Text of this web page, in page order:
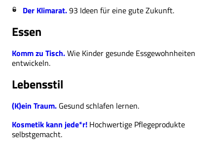
Der Klimarat.93 Ideen für eine gute Zukunft.
Essen
Komm zu Tisch.Wie Kinder gesunde Essgewohnheiten
entwickeln.
Lebensstil
(K)ein Traum. Gesund schlafen lernen.
Kosmetik kann jede*r! Hochwertige Pflegeprodukte
selbstgemacht.